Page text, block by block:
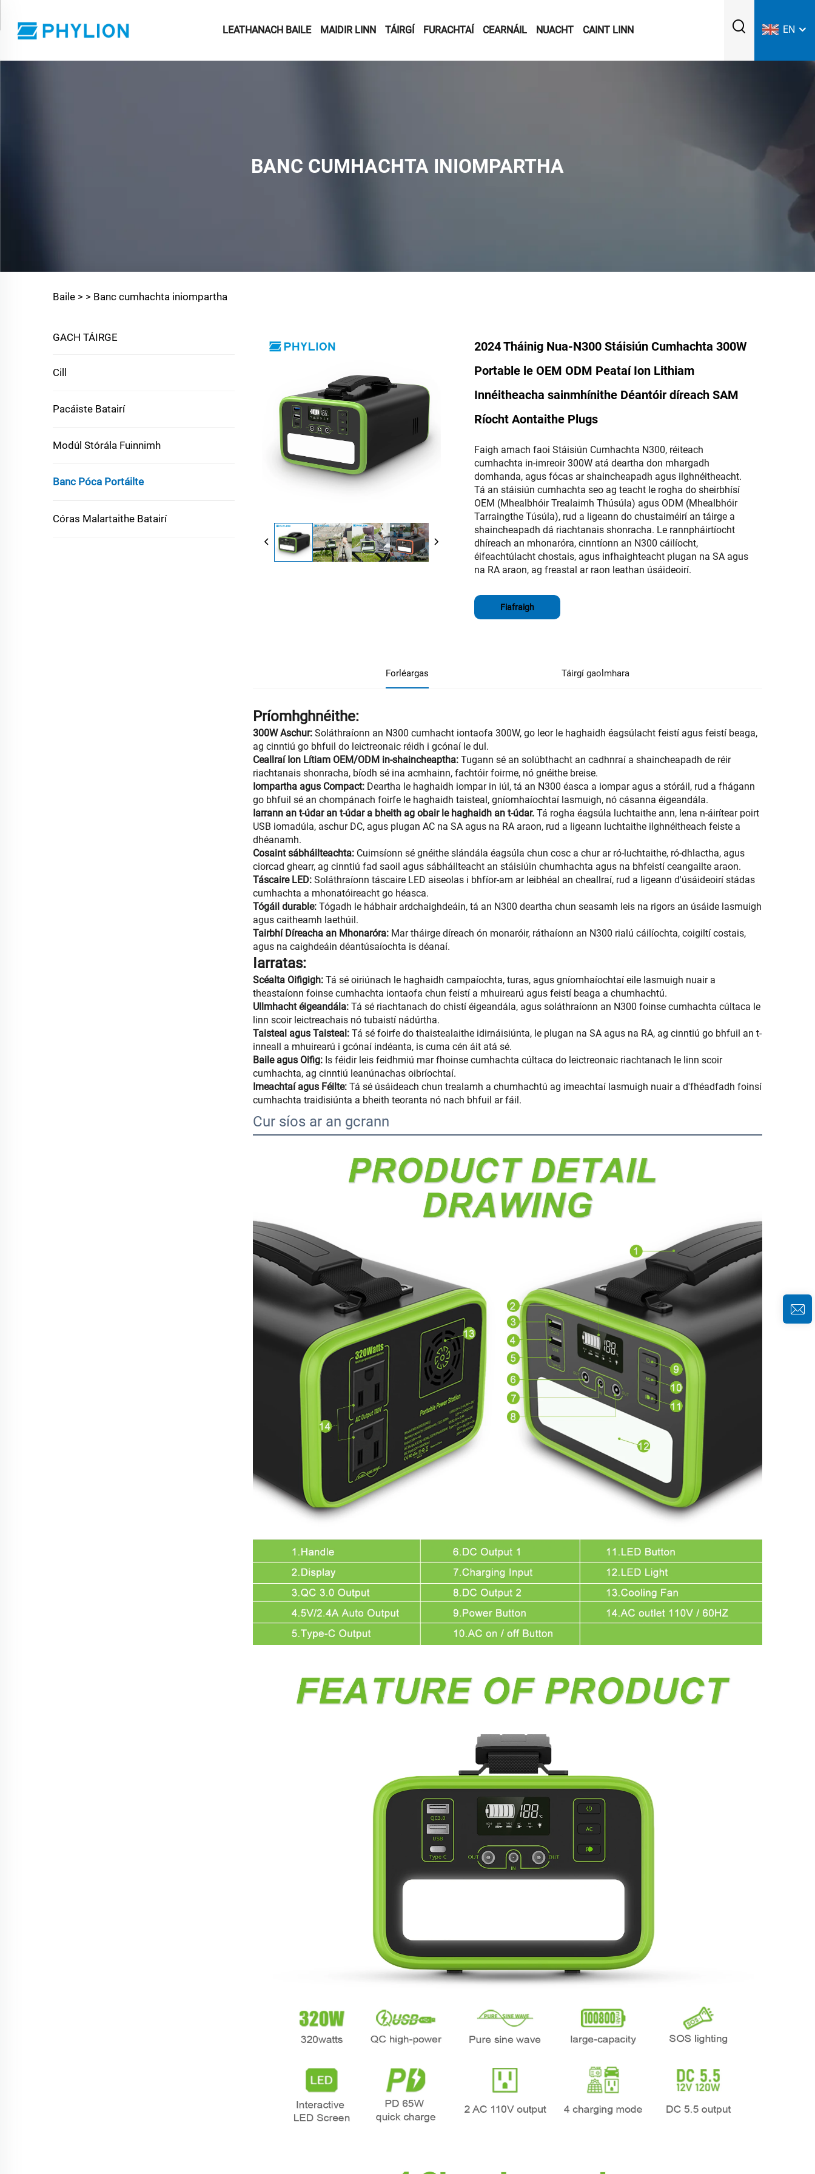
LEATHANACH BAILE MAIDIR LINN TÁIRGÍ FURACHTAÍ CEARNÁIL NUACHT CAINT LINN EN
BANC CUMHACHTA INIOMPARTHA
Baile > > Banc cumhachta iniompartha
GACH TÁIRGE
Cill
Pacáiste Batairí
Modúl Stórála Fuinnimh
Banc Póca Portáilte
Córas Malartaithe Batairí
2024 Tháinig Nua-N300 Stáisiún Cumhachta 300W
Portable le OEM ODM Peataí Ion Lithiam
Innéitheacha sainmhínithe Déantóir díreach SAM
Ríocht Aontaithe Plugs
Faigh amach faoi Stáisiún Cumhachta N300, réiteach
cumhachta in-imreoir 300W atá deartha don mhargadh
domhanda, agus fócas ar shaincheapadh agus ilghnéitheacht.
Tá an stáisiún cumhachta seo ag teacht le rogha do sheirbhísí
OEM (Mhealbhóir Trealaimh Thúsúla) agus ODM (Mhealbhóir
Tarraingthe Túsúla), rud a ligeann do chustaiméirí an táirge a
shaincheapadh dá riachtanais shonracha. Le rannpháirtíocht
dhíreach an mhonaróra, cinntíonn an N300 cáilíocht,
éifeachtúlacht chostais, agus infhaighteacht plugan na SA agus
na RA araon, ag freastal ar raon leathan úsáideoirí.
Fiafraigh
Forléargas Táirgí gaolmhara
Príomhghnéithe:
300W Aschur: Soláthraíonn an N300 cumhacht iontaofa 300W, go leor le haghaidh éagsúlacht feistí agus feistí beaga,
ag cinntiú go bhfuil do leictreonaic réidh i gcónaí le dul.
Ceallraí Ion Lítiam OEM/ODM in-shaincheaptha: Tugann sé an solúbthacht an cadhnraí a shaincheapadh de réir
riachtanais shonracha, bíodh sé ina acmhainn, fachtóir foirme, nó gnéithe breise.
Iompartha agus Compact: Deartha le haghaidh iompar in iúl, tá an N300 éasca a iompar agus a stóráil, rud a fhágann
go bhfuil sé an chompánach foirfe le haghaidh taisteal, gníomhaíochtaí lasmuigh, nó cásanna éigeandála.
Iarrann an t-údar an t-údar a bheith ag obair le haghaidh an t-údar. Tá rogha éagsúla luchtaithe ann, lena n-áirítear poirt
USB iomadúla, aschur DC, agus plugan AC na SA agus na RA araon, rud a ligeann luchtaithe ilghnéitheach feiste a
dhéanamh.
Cosaint sábháilteachta: Cuimsíonn sé gnéithe slándála éagsúla chun cosc a chur ar ró-luchtaithe, ró-dhlactha, agus
ciorcad ghearr, ag cinntiú fad saoil agus sábháilteacht an stáisiúin chumhachta agus na bhfeistí ceangailte araon.
Táscaire LED: Soláthraíonn táscaire LED aiseolas i bhfíor-am ar leibhéal an cheallraí, rud a ligeann d'úsáideoirí stádas
cumhachta a mhonatóireacht go héasca.
Tógáil durable: Tógadh le hábhair ardchaighdeáin, tá an N300 deartha chun seasamh leis na rigors an úsáide lasmuigh
agus caitheamh laethúil.
Tairbhí Díreacha an Mhonaróra: Mar tháirge díreach ón monaróir, ráthaíonn an N300 rialú cáilíochta, coigiltí costais,
agus na caighdeáin déantúsaíochta is déanaí.
Iarratas:
Scéalta Oifigigh: Tá sé oiriúnach le haghaidh campaíochta, turas, agus gníomhaíochtaí eile lasmuigh nuair a
theastaíonn foinse cumhachta iontaofa chun feistí a mhuirearú agus feistí beaga a chumhachtú.
Ullmhacht éigeandála: Tá sé riachtanach do chistí éigeandála, agus soláthraíonn an N300 foinse cumhachta cúltaca le
linn scoir leictreachais nó tubaistí nádúrtha.
Taisteal agus Taisteal: Tá sé foirfe do thaistealaithe idirnáisiúnta, le plugan na SA agus na RA, ag cinntiú go bhfuil an t-
inneall a mhuirearú i gcónaí indéanta, is cuma cén áit atá sé.
Baile agus Oifig: Is féidir leis feidhmiú mar fhoinse cumhachta cúltaca do leictreonaic riachtanach le linn scoir
cumhachta, ag cinntiú leanúnachas oibríochtaí.
Imeachtaí agus Féilte: Tá sé úsáideach chun trealamh a chumhachtú ag imeachtaí lasmuigh nuair a d'fhéadfadh foinsí
cumhachta traidisiúnta a bheith teoranta nó nach bhfuil ar fáil.
Cur síos ar an gcrann